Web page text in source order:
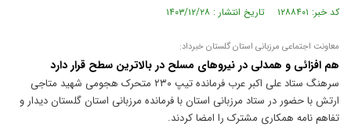
کد خبر: ۱۲۸۸۴۰۱ تاریخ انتشار : ۱۴۰۳/۱۲/۲۸
معاونت اجتماعی مرزبانی استان گلستان خبرداد:
هم افزائی و همدلی در نیروهای مسلح در بالاترین سطح قرار دارد
سرهنگ ستاد علی اکبر عرب فرمانده تیپ ۲۳۰ متحرک هجومی شهید متاجی
ارتش با حضور در ستاد مرزبانی استان با فرمانده مرزبانی استان گلستان دیدار و
تفاهم نامه همکاری مشترک را امضا کردند.